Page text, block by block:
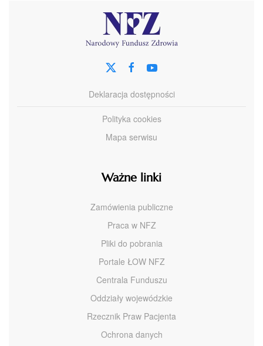
Deklaracja dostępności
Polityka cookies
Mapa serwisu
Ważne linki
Zamówienia publiczne
Praca w NFZ
Pliki do pobrania
Portale ŁOW NFZ
Centrala Funduszu
Oddziały wojewódzkie
Rzecznik Praw Pacjenta
Ochrona danych